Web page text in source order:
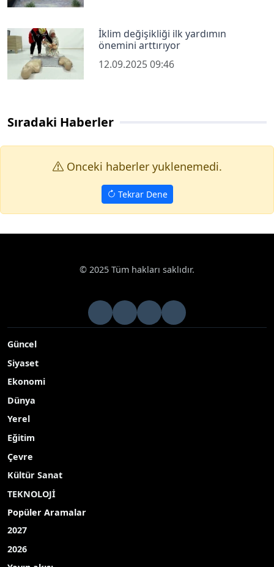
İklim değişikliği ilk yardımın
önemini arttırıyor
12.09.2025 09:46
Sıradaki Haberler
Onceki haberler yuklenemedi.
Tekrar Dene
© 2025 Tüm hakları saklıdır.
Güncel
Siyaset
Ekonomi
Dünya
Yerel
Eğitim
Çevre
Kültür Sanat
TEKNOLOJİ
Popüler Aramalar
2027
2026